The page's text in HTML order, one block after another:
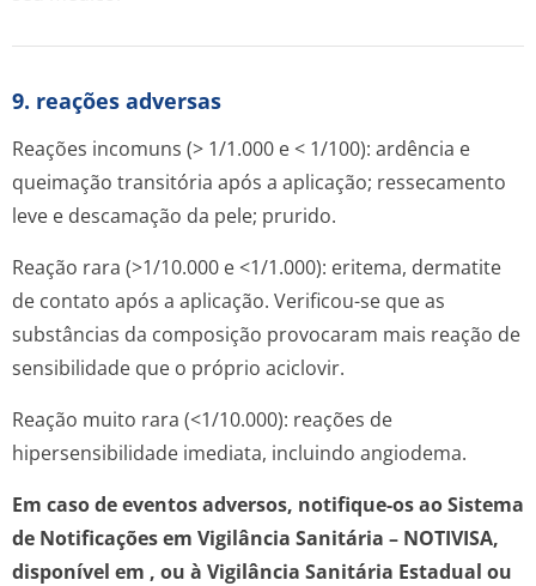
9. reações adversas
Reações incomuns (> 1/1.000 e < 1/100): ardência e
queimação transitória após a aplicação; ressecamento
leve e descamação da pele; prurido.
Reação rara (>1/10.000 e <1/1.000): eritema, dermatite
de contato após a aplicação. Verificou-se que as
substâncias da composição provocaram mais reação de
sensibilidade que o próprio aciclovir.
Reação muito rara (<1/10.000): reações de
hipersensibilidade imediata, incluindo angiodema.
Em caso de eventos adversos, notifique-os ao Sistema
de Notificações em Vigilância Sanitária – NOTIVISA,
disponível em , ou à Vigilância Sanitária Estadual ou